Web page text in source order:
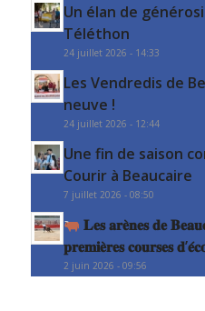
Un élan de
Téléthon
24 juillet 2026 - 14:33
Les Vendredis de
neuve !
24 juillet 2026 - 12:44
Une fin de saison
Courir à Beaucaire
7 juillet 2026 - 08:50
𝐋𝐞𝐬 𝐚𝐫𝐞̀𝐧𝐞𝐬 𝐝𝐞
𝐩𝐫𝐞𝐦𝐢𝐞̀𝐫𝐞𝐬 𝐜𝐨𝐮𝐫𝐬𝐞𝐬
2 juin 2026 - 09:56